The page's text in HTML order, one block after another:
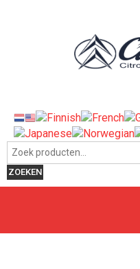
Zoeken naar:
ZOEKEN